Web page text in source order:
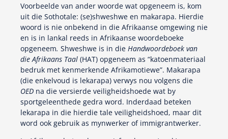
Voorbeelde van ander woorde wat opgeneem is, kom
uit die Sothotale: (se)shweshwe en makarapa. Hierdie
woord is nie onbekend in die Afrikaanse omgewing nie
en is in lankal reeds in Afrikaanse woordeboeke
opgeneem. Shweshwe is in die Handwoordeboek van
die Afrikaans Taal (HAT) opgeneem as “katoenmateriaal
bedruk met kenmerkende Afrikamotiewe”. Makarapa
(die enkelvoud is lekarapa) verwys nou volgens die
OED na die versierde veiligheidshoede wat by
sportgeleenthede gedra word. Inderdaad beteken
lekarapa in die hierdie tale veiligheidshoed, maar dit
word ook gebruik as mynwerker of immigrantwerker.